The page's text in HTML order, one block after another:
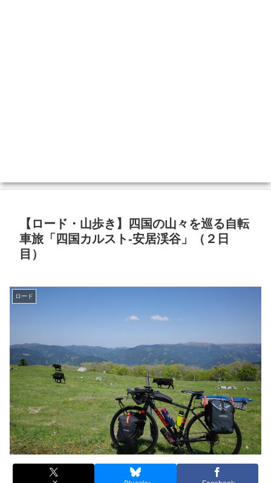
【ロード・山歩き】四国の山々を巡る自転
車旅「四国カルスト-安居渓谷」（２日
目）
ロード